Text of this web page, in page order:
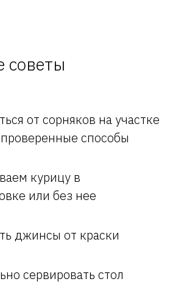
советы
от сорняков на участке
способы
курицу в
или без нее
джинсы от краски
сервировать стол